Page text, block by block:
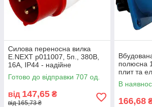
Силова переносна вилка
E.NEXT p011007, 5п., 380В,
16А, IP44 - надійне
підключення обладнання
Готово до відправки 707 од.
від 147,65 ₴
від 165,73 ₴
полюсна
плит та
В
166,68